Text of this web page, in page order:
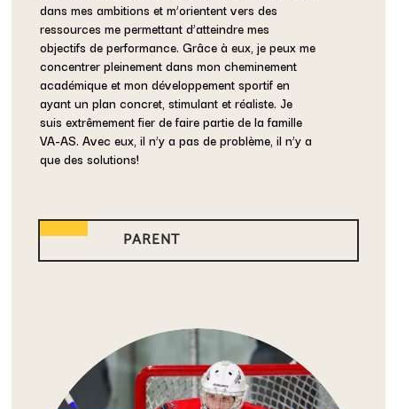
dans mes ambitions et m’orientent vers des
ressources me permettant d’atteindre mes
objectifs de performance. Grâce à eux, je peux me
concentrer pleinement dans mon cheminement
académique et mon développement sportif en
ayant un plan concret, stimulant et réaliste. Je
suis extrêmement fier de faire partie de la famille
VA-AS. Avec eux, il n’y a pas de problème, il n’y a
que des solutions!
PARENT